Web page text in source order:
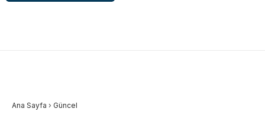
Ana Sayfa › Güncel